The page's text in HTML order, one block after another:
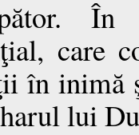
care
în inimă
lui